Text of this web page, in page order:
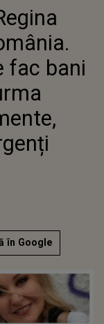
ROMÂNIA.
CARE FAC
DE PE URMA
ALIMENTE,
fac bani
în Google